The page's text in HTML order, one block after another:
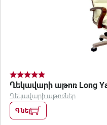
Ղեկավարի աթոռ Long
Ղեկավարի աթոռներ
Գնել